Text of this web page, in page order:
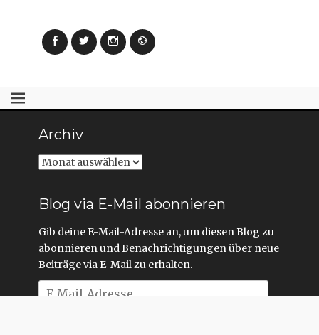
FacebookTwitter InstagramWebseite
Archiv
Archiv
Blog via E-Mail abonnieren
Gib deine E-Mail-Adresse an, um diesen Blog zu
abonnieren und Benachrichtigungen über neue
Beiträge via E-Mail zu erhalten.
E-